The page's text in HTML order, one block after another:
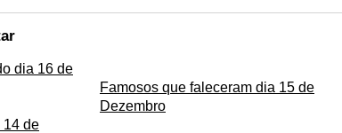
dia 16 de
14 de
Famosos que faleceram dia 15 de
Dezembro